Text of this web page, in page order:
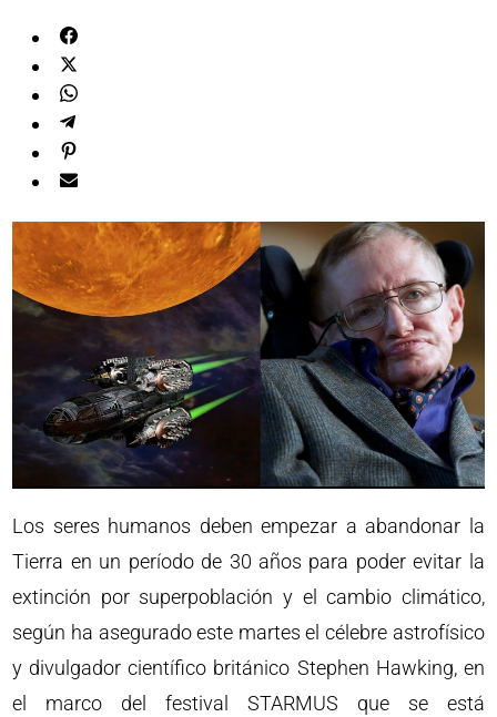
Los seres humanos deben empezar a abandonar la
Tierra en un período de 30 años para poder evitar la
extinción por superpoblación y el cambio climático,
según ha asegurado este martes el célebre astrofísico
y divulgador científico británico Stephen Hawking, en
el marco del festival STARMUS que se está